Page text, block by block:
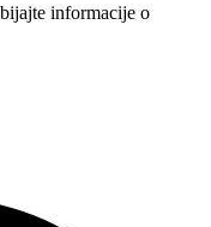
informacije o